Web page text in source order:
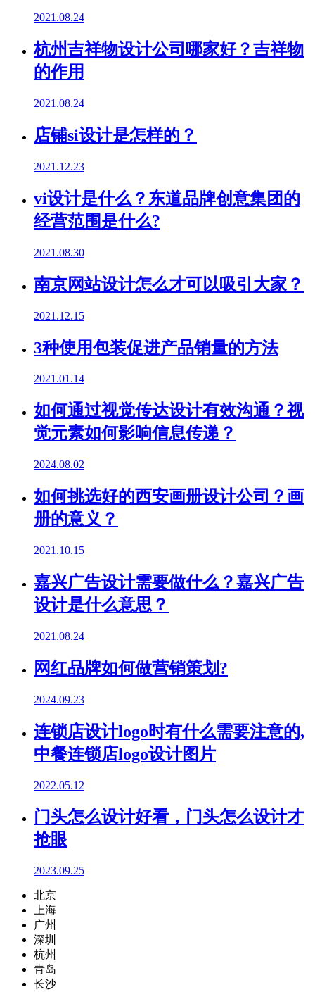
2021.08.24
杭州吉祥物设计公司哪家好？吉祥物
的作用
2021.08.24
店铺si设计是怎样的？
2021.12.23
vi设计是什么？东道品牌创意集团的
经营范围是什么?
2021.08.30
南京网站设计怎么才可以吸引大家？
2021.12.15
3种使用包装促进产品销量的方法
2021.01.14
如何通过视觉传达设计有效沟通？视
觉元素如何影响信息传递？
2024.08.02
如何挑选好的西安画册设计公司？画
册的意义？
2021.10.15
嘉兴广告设计需要做什么？嘉兴广告
设计是什么意思？
2021.08.24
网红品牌如何做营销策划?
2024.09.23
连锁店设计logo时有什么需要注意的,
中餐连锁店logo设计图片
2022.05.12
门头怎么设计好看，门头怎么设计才
抢眼
2023.09.25
北京
上海
广州
深圳
杭州
青岛
长沙